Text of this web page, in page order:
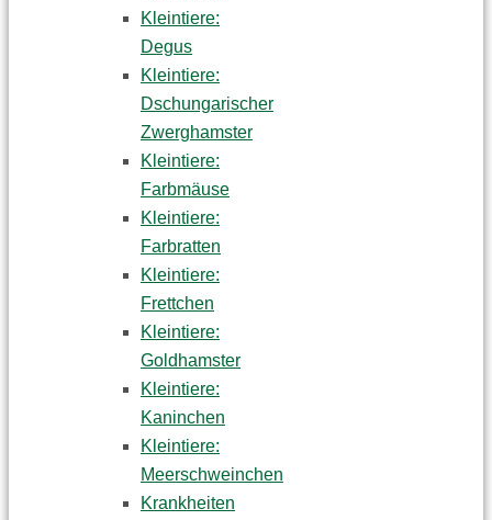
Kleintiere:
Degus
Kleintiere:
Dschungarischer
Zwerghamster
Kleintiere:
Farbmäuse
Kleintiere:
Farbratten
Kleintiere:
Frettchen
Kleintiere:
Goldhamster
Kleintiere:
Kaninchen
Kleintiere:
Meerschweinchen
Krankheiten